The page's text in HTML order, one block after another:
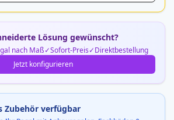
Lösung gewünscht?
nach Maß Sofort-Preis
Direktbestellung
Jetzt konfigurieren
Zubehör verfügbar